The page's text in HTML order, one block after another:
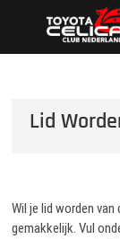
Lid
Wil je lid worden
gemakkelijk. Vul